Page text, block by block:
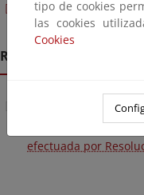
Anexo IV-
Resolución
Resolución de 19 de
por la que se
efectuada por
tipo de cookies
las cookies
Cookies